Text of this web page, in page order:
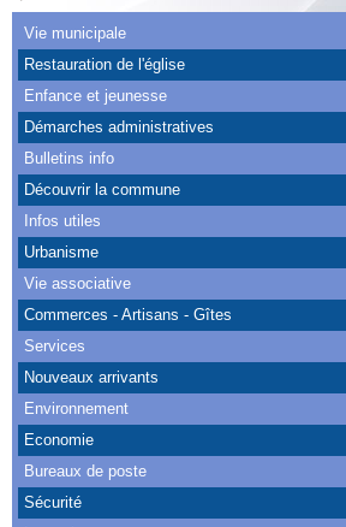
Actualités
Facebook
CAPSO
Urbanisme
Transports
Agenda
Albums
Nous Contacter
Vie municipale
Restauration de l'église
Enfance et jeunesse
Démarches administratives
Bulletins info
Découvrir la commune
Infos utiles
Urbanisme
Vie associative
Commerces - Artisans - Gîtes
Services
Nouveaux arrivants
Environnement
Economie
Bureaux de poste
Sécurité